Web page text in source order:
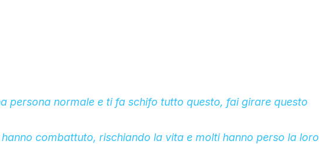
persona normale e ti fa schifo tutto questo, fai girare questo
combattuto, rischiando la vita e molti hanno perso la loro